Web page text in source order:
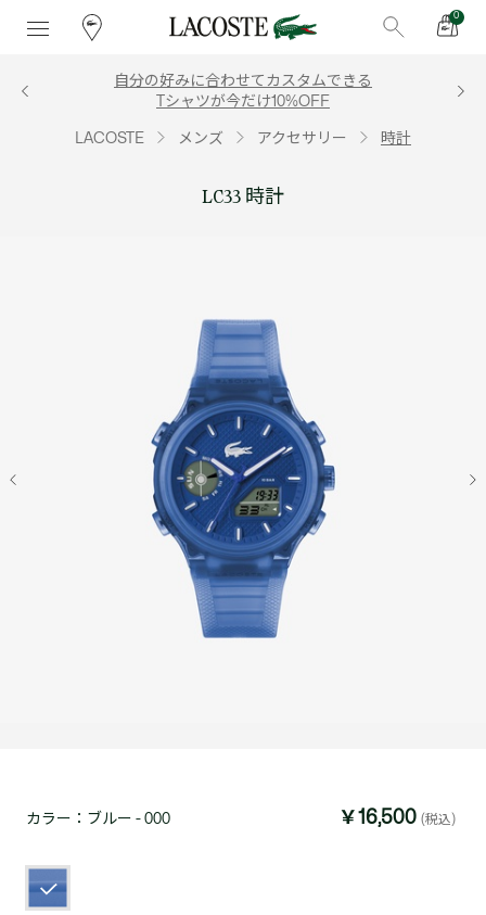
0
自分の好みに合わせてカスタムできる
Tシャツが今だけ10%OFF
LACOSTE メンズ アクセサリー 時計
LC33 時計
カラー： ブルー - 000 ￥16,500 (税込)